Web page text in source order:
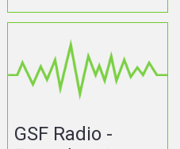
GSF Radio -